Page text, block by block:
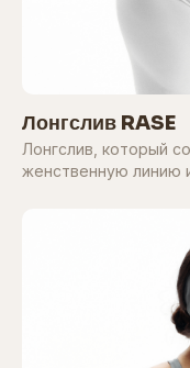
Лонгслив RASE
Лонгслив, который
женственную линию